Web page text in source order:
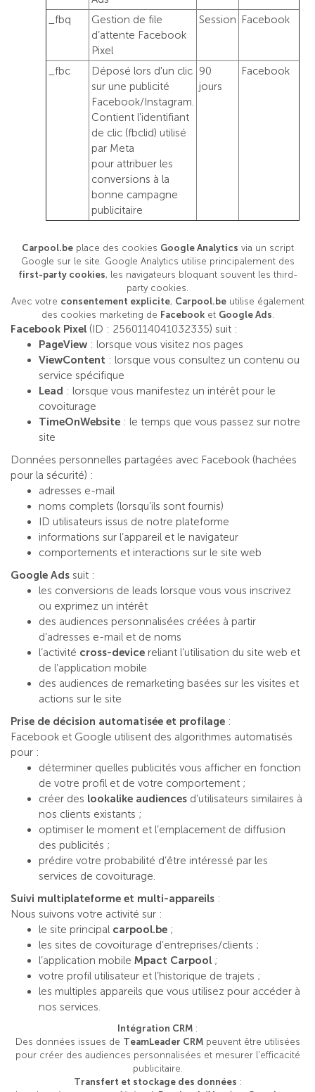
_fbq
Gestion de file
d’attente Facebook
Pixel
Session Facebook
_fbc
Déposé lors d'un clic
sur une publicité
Facebook/Instagram.
Contient l'identifiant
de clic (fbclid) utilisé
par Meta
pour attribuer les
conversions à la
bonne campagne
publicitaire
90
jours
Facebook
Carpool.beplace des cookies Google Analytics via un script
Google sur le site. Google Analytics utilise principalement des
first-party cookies, les navigateurs bloquant souvent les third-
party cookies.
Avec votre consentement explicite, Carpool.beutilise également
des cookies marketing de Facebooket Google Ads.
Facebook Pixel (ID : 2560114041032335) suit :
PageView : lorsque vous visitez nos pages
ViewContent : lorsque vous consultez un contenu ou
service spécifique
Lead : lorsque vous manifestez un intérêt pour le
covoiturage
TimeOnWebsite : le temps que vous passez sur notre
site
Données personnelles partagées avec Facebook (hachées
pour la sécurité) :
adresses e-mail
noms complets (lorsqu’ils sont fournis)
ID utilisateurs issus de notre plateforme
informations sur l’appareil et le navigateur
comportements et interactions sur le site web
Google Ads suit :
les conversions de leads lorsque vous vous inscrivez
ou exprimez un intérêt
des audiences personnalisées créées à partir
d’adresses e-mail et de noms
l’activité cross-device reliant l’utilisation du site web et
de l’application mobile
des audiences de remarketing basées sur les visites et
actions sur le site
Prise de décision automatisée et profilage :
Facebook et Google utilisent des algorithmes automatisés
pour :
déterminer quelles publicités vous afficher en fonction
de votre profil et de votre comportement ;
créer des lookalike audiences d’utilisateurs similaires à
nos clients existants ;
optimiser le moment et l’emplacement de diffusion
des publicités ;
prédire votre probabilité d’être intéressé par les
services de covoiturage.
Suivi multiplateforme et multi-appareils :
Nous suivons votre activité sur :
le site principal carpool.be ;
les sites de covoiturage d’entreprises/clients ;
l’application mobile Mpact Carpool ;
votre profil utilisateur et l’historique de trajets ;
les multiples appareils que vous utilisez pour accéder à
nos services.
Intégration CRM :
Des données issues de TeamLeader CRMpeuvent être utilisées
pour créer des audiences personnalisées et mesurer l’efficacité
publicitaire.
Transfert et stockage des données :